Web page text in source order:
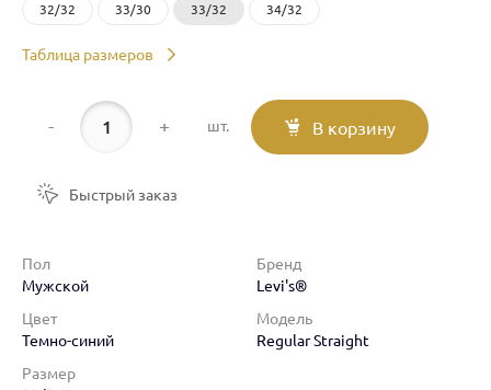
32/32 33/30 33/32 34/32
Таблица размеров
- + шт. В корзину
Быстрый заказ
Пол
Мужской
Бренд
Levi's®
Цвет
Темно-синий
Модель
Regular Straight
Размер